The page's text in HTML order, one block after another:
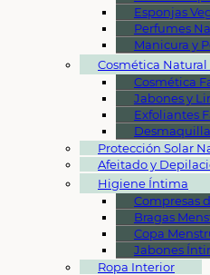
Esponjas
Perfumes
Manicura y
Cosmética Natural
Cosmética
Jabones y
Exfoliantes
Protección Solar
Afeitado y
Higiene Íntima
Compresas
Bragas
Copa
Jabones
Ropa Interior